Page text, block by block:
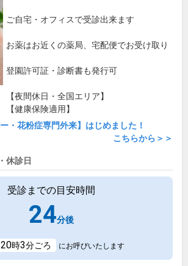
ご自宅・オフィスで受診出来ます
お薬はお近くの薬局、宅配便でお受け取り
登園許可証・診断書も発行可
【夜間休日・全国エリア】
【健康保険適用】
ー・花粉症専門外来】はじめました！
こちらから＞＞
休診日
受診までの目安時間
24分後
20時3分ごろ にお呼びいたします